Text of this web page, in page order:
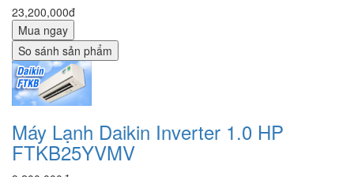
23,200,000đ
Mua ngay
So sánh sản phẩm
Máy Lạnh Daikin Inverter 1.0 HP
FTKB25YVMV